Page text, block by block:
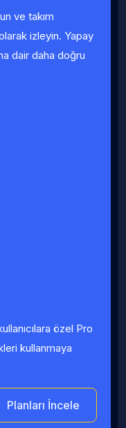
ve takım
izleyin. Yapay
dair daha doğru
özel Pro
kullanmaya
Planları İncele